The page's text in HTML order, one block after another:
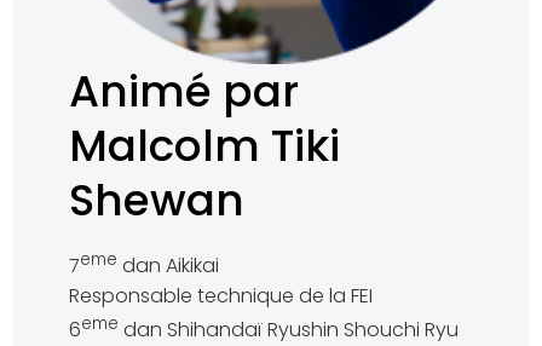
Animé par
Malcolm Tiki
Shewan
7eme dan Aikikai
Responsable technique de la FEI
6eme dan Shihandaï Ryushin Shouchi Ryu